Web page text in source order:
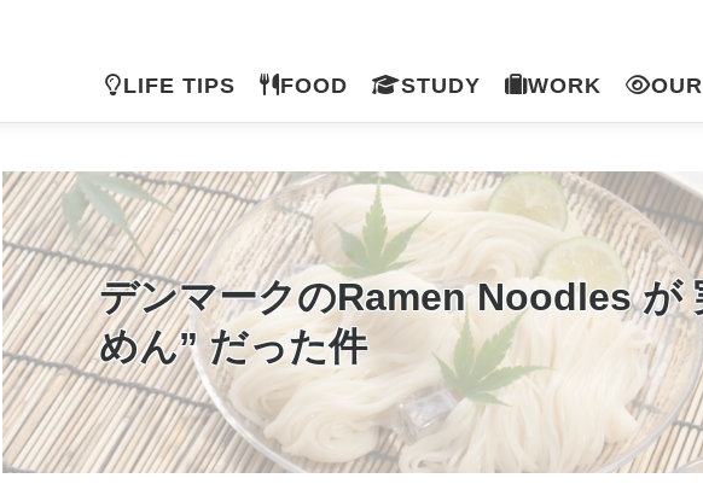
LIFE TIPS FOOD STUDY WORK
デンマークのRamen Noodles が
めん” だった件